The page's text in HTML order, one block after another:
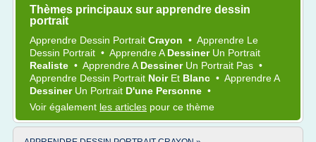
Thèmes principaux sur apprendre dessin
portrait
Apprendre Dessin Portrait Crayon • Apprendre Le
Dessin Portrait • ApprendreA Dessiner Un Portrait
Realiste • ApprendreA Dessiner Un Portrait Pas •
Apprendre Dessin Portrait Noir Et Blanc • ApprendreA
Dessiner Un Portrait D'une Personne •
Voir également les articles pour ce thème